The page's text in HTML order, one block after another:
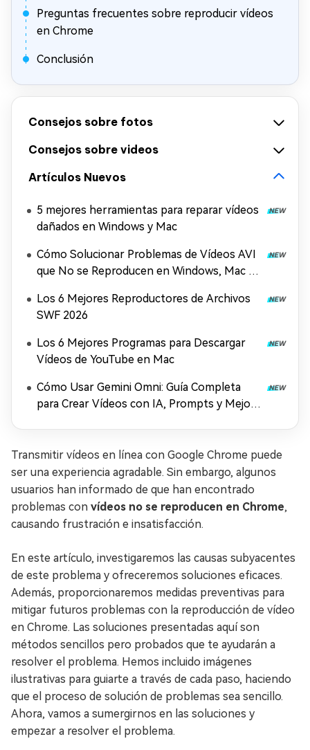
Preguntas frecuentes sobre reproducir vídeos
en Chrome
Conclusión
Consejos sobre fotos
Consejos sobre videos
Artículos Nuevos
5 mejores herramientas para reparar vídeos
dañados en Windows y Mac
Cómo Solucionar Problemas de Vídeos AVI
que No se Reproducen en Windows, Mac y
Los 6 Mejores Reproductores de Archivos
SWF 2026
Los 6 Mejores Programas para Descargar
Vídeos de YouTube en Mac
Cómo Usar Gemini Omni: Guía Completa
para Crear Vídeos con IA, Prompts y Mejora
Transmitir vídeos en línea con Google Chrome puede
ser una experiencia agradable. Sin embargo, algunos
usuarios han informado de que han encontrado
problemas con vídeos no se reproducen en Chrome,
causando frustración e insatisfacción.
En este artículo, investigaremos las causas subyacentes
de este problema y ofreceremos soluciones eficaces.
Además, proporcionaremos medidas preventivas para
mitigar futuros problemas con la reproducción de vídeo
en Chrome. Las soluciones presentadas aquí son
métodos sencillos pero probados que te ayudarán a
resolver el problema. Hemos incluido imágenes
ilustrativas para guiarte a través de cada paso, haciendo
que el proceso de solución de problemas sea sencillo.
Ahora, vamos a sumergirnos en las soluciones y
empezar a resolver el problema.